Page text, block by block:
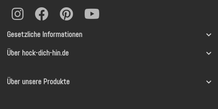
Gesetzliche Informationen
Über hock-dich-hin.de
Über unsere Produkte